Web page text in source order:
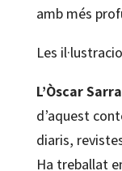
amb més
Les
L’Òscar
d’aquest
diaris,
Ha treballat